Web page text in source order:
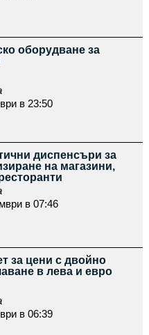
оборудване за
в 23:50
диспенсъри за
на магазини,
в 07:46
за цени с двойно
в лева и евро
в 06:39